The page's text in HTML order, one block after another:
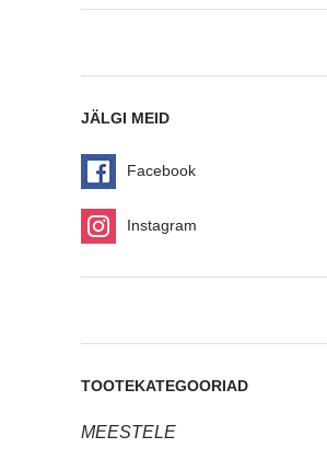
JÄLGI MEID
Facebook
Instagram
TOOTEKATEGOORIAD
MEESTELE